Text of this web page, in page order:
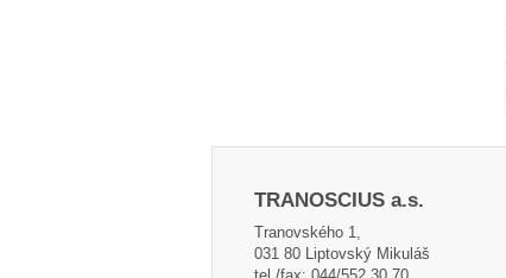
TRANOSCIUS a.s.
Tranovského 1,
031 80 Liptovský Mikuláš